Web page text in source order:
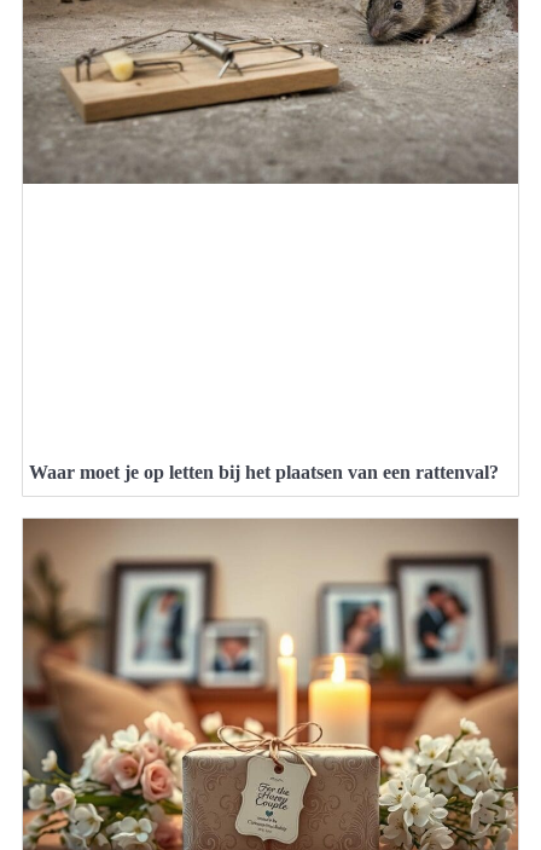
Waar moet je op letten bij het plaatsen van een rattenval?